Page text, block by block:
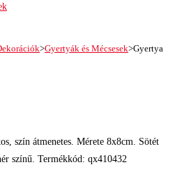
>Gyertyák és Mécsesek>Gyertya
szín átmenetes. Mérete 8x8cm. Sötét
színű. Termékkód: qx410432